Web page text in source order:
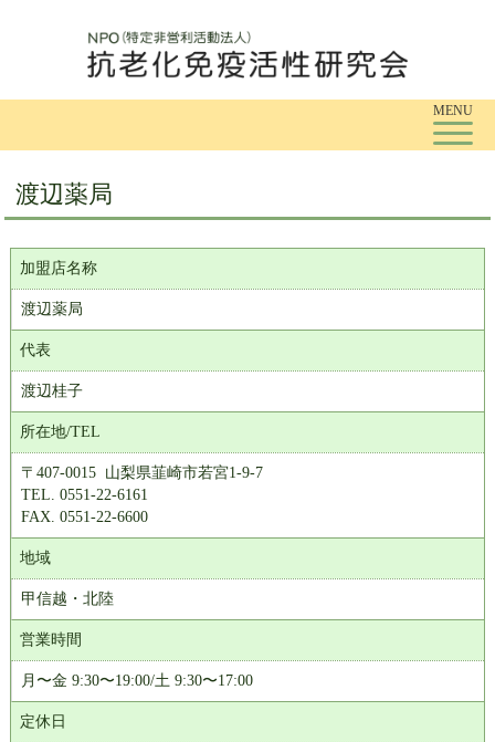
MENU
渡辺薬局
加盟店名称
渡辺薬局
代表
渡辺桂子
所在地/TEL
〒407-0015 山梨県韮崎市若宮1-9-7
TEL. 0551-22-6161
FAX. 0551-22-6600
地域
甲信越・北陸
営業時間
月〜金 9:30〜19:00/土 9:30〜17:00
定休日